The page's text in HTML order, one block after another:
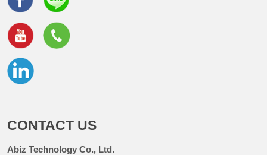
CONTACT US
Abiz Technology Co., Ltd.